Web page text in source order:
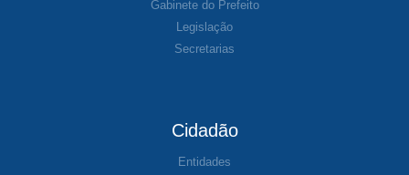
Gabinete do Prefeito
Legislação
Secretarias
Cidadão
Entidades